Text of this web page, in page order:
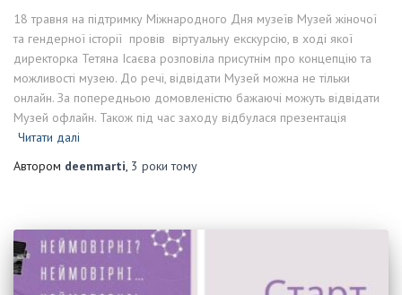
18 травня на підтримку Міжнародного Дня музеїв Музей жіночої
та гендерної історії провів віртуальну екскурсію, в ході якої
директорка Тетяна Ісаєва розповіла присутнім про концепцію та
можливості музею. До речі, відвідати Музей можна не тільки
онлайн. За попередньою домовленістю бажаючі можуть відвідати
Музей офлайн. Також під час заходу відбулася презентація
Читати далі
Автором deenmarti, 3 роки тому